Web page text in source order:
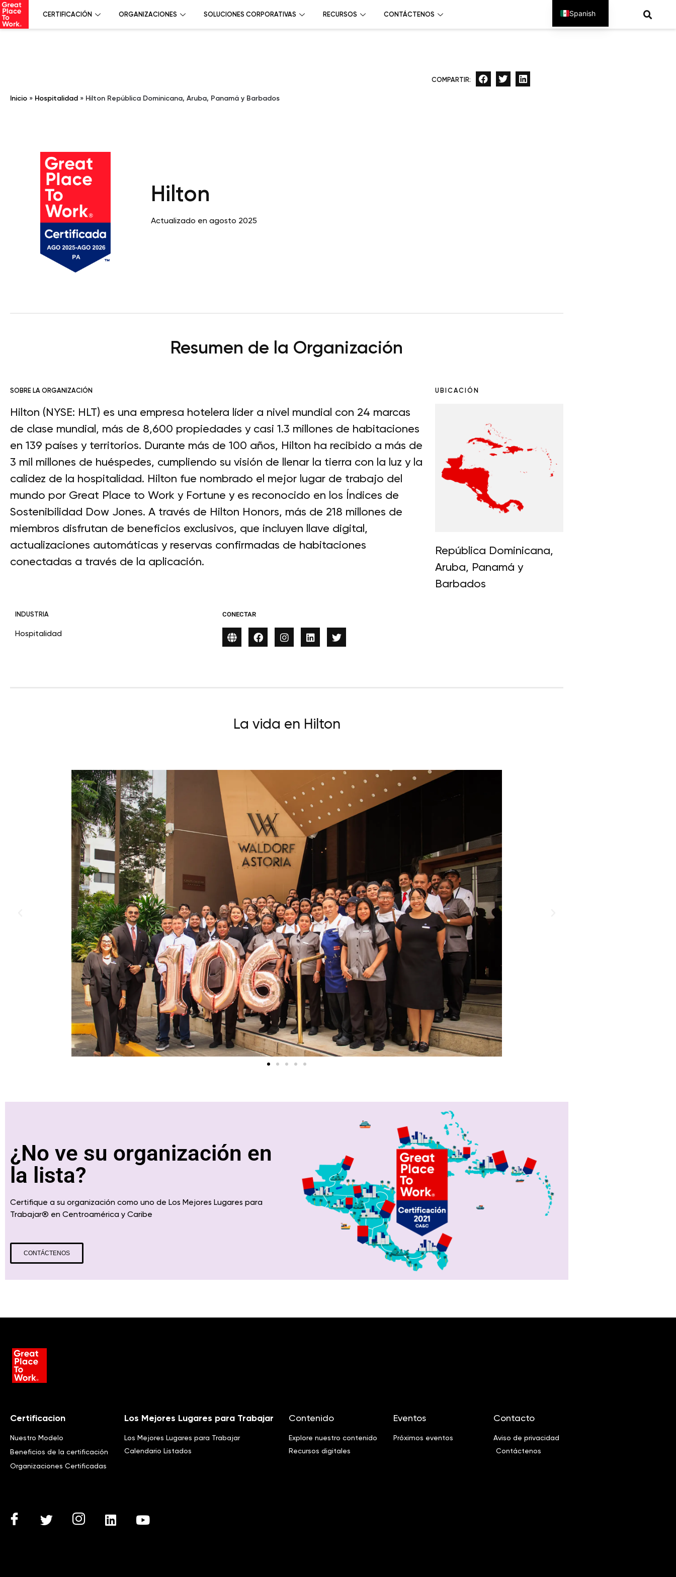
CERTIFICACIÓN ORGANIZACIONES SOLUCIONES CORPORATIVAS RECURSOS CONTÁCTENOS
COMPARTIR:
Inicio » Hospitalidad » Hilton República Dominicana, Aruba, Panamá y Barbados
Hilton
Actualizado en agosto 2025
Resumen de la Organización
SOBRE LA ORGANIZACIÓN
Hilton (NYSE: HLT) es una empresa hotelera líder a nivel mundial con 24 marcas
de clase mundial, más de 8,600 propiedades y casi 1.3 millones de habitaciones
en 139 países y territorios. Durante más de 100 años, Hilton ha recibido a más de
3 mil millones de huéspedes, cumpliendo su visión de llenar la tierra con la luz y la
calidez de la hospitalidad. Hilton fue nombrado el mejor lugar de trabajo del
mundo por Great Place to Work y Fortune y es reconocido en los Índices de
Sostenibilidad Dow Jones. A través de Hilton Honors, más de 218 millones de
miembros disfrutan de beneficios exclusivos, que incluyen llave digital,
actualizaciones automáticas y reservas confirmadas de habitaciones
conectadas a través de la aplicación.
INDUSTRIA
Hospitalidad
CONECTAR
UBICACIÓN
República Dominicana,
Aruba, Panamá y
Barbados
La vida en Hilton
¿No ve su organización en
la lista?
Certifique a su organización como uno de Los Mejores Lugares para
Trabajar® en Centroamérica y Caribe
CONTÁCTENOS
Certificacion
Nuestro Modelo
Beneficios de la certificación
Organizaciones Certificadas
Los Mejores Lugares para Trabajar
Los Mejores Lugares para Trabajar
Calendario Listados
Contenido
Explore nuestro contenido
Recursos digitales
Eventos
Próximos eventos
Contacto
Aviso de privacidad
Contáctenos
Spanish
English